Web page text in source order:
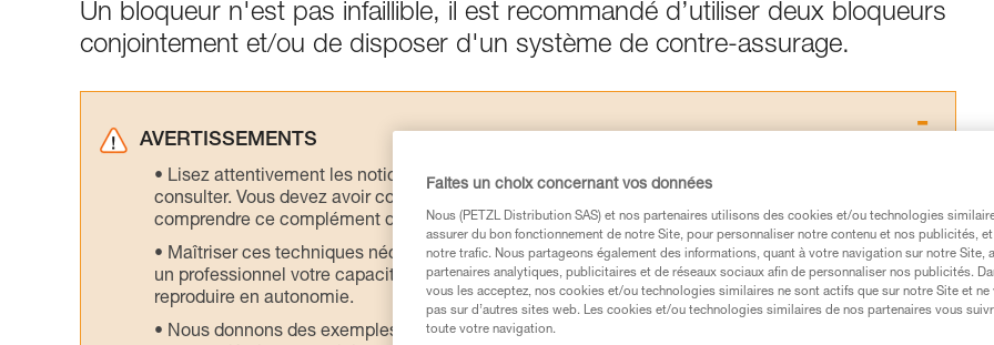
Un bloqueur n'est pas infaillible, il est recommandé d’utiliser deux bloqueurs
conjointement et/ou de disposer d'un système de contre-assurage.
AVERTISSEMENTS
Lisez attentivement les notices techniques des produits utilisés dans ce conseil avant de le
consulter. Vous devez avoir compris les informations de la notice technique pour pouvoir
comprendre ce complément d’informations.
Maîtriser ces techniques nécessite une formation et un entraînement spécifique. Validez avec
un professionnel votre capacité à refaire la manipulation, seul, en toute sécurité, avant de la
reproduire en autonomie.
Nous donnons des exemples de techniques liées à votre activité. Il peut en exister d’autres que
Faites un choix concernant vos données
Nous (PETZL Distribution SAS) et nos partenaires utilisons des cookies et/ou technologies
assurer du bon fonctionnement de notre Site, pour personnaliser notre contenu et nos publicités,
notre trafic. Nous partageons également des informations, quant à votre navigation sur notre Site,
partenaires analytiques, publicitaires et de réseaux sociaux afin de personnaliser nos publicités.
vous les acceptez, nos cookies et/ou technologies similaires ne sont actifs que sur notre Site et ne
pas sur d’autres sites web. Les cookies et/ou technologies similaires de nos partenaires vous
toute votre navigation.